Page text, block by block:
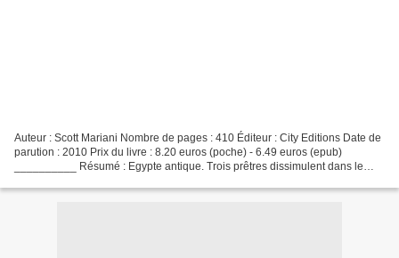
Auteur : Scott Mariani Nombre de pages : 410 Éditeur : City Editions Date de
parution : 2010 Prix du livre : 8.20 euros (poche) - 6.49 euros (epub)
__________ Résumé : Egypte antique. Trois prêtres dissimulent dans le